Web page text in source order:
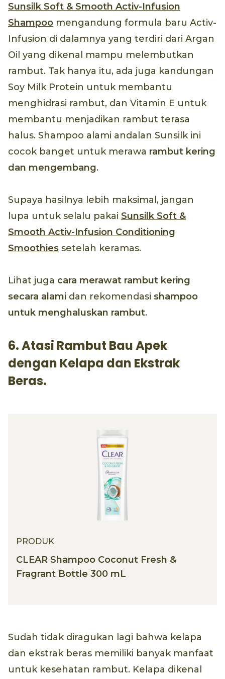
Sunsilk Soft & Smooth Activ-Infusion
Shampoo mengandung formula baru Activ-
Infusion di dalamnya yang terdiri dari Argan
Oil yang dikenal mampu melembutkan
rambut. Tak hanya itu, ada juga kandungan
Soy Milk Protein untuk membantu
menghidrasi rambut, dan Vitamin E untuk
membantu menjadikan rambut terasa
halus. Shampoo alami andalan Sunsilk ini
cocok banget untuk merawa rambut kering
dan mengembang.
Supaya hasilnya lebih maksimal, jangan
lupa untuk selalu pakai Sunsilk Soft &
Smooth Activ-Infusion Conditioning
Smoothies setelah keramas.
Lihat juga cara merawat rambut kering
secara alami dan rekomendasi shampoo
untuk menghaluskan rambut.
6. Atasi Rambut Bau Apek
dengan Kelapa dan Ekstrak
Beras.
PRODUK
CLEAR Shampoo Coconut Fresh &
Fragrant Bottle 300 mL
Sudah tidak diragukan lagi bahwa kelapa
dan ekstrak beras memiliki banyak manfaat
untuk kesehatan rambut. Kelapa dikenal